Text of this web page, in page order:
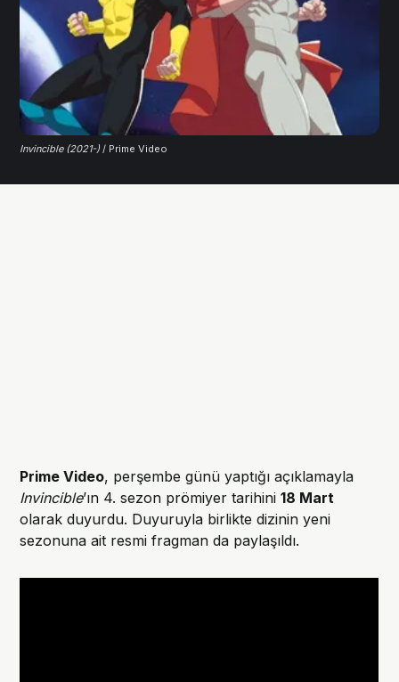
Invincible (2021-) / Prime Video
Prime Video, perşembe günü yaptığı açıklamayla
Invincible’ın 4. sezon prömiyer tarihini18 Mart
olarak duyurdu. Duyuruyla birlikte dizinin yeni
sezonuna ait resmi fragman da paylaşıldı.